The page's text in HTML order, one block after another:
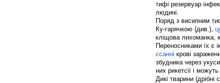
тифі резервуар
людині.
Поряд з висипним
Ку-гарячкою (див.),
кліщова лихоманка,
Переносниками їх є
ссанні крові
збудника через
них рикетсії і
Дикі тварини (дрібні